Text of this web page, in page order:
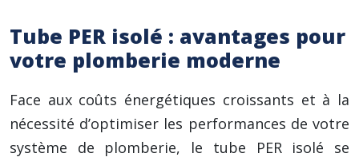
Tube PER isolé : avantages pour
votre plomberie moderne
Face aux coûts énergétiques croissants et à la
nécessité d’optimiser les performances de votre
système de plomberie, le tube PER isolé se